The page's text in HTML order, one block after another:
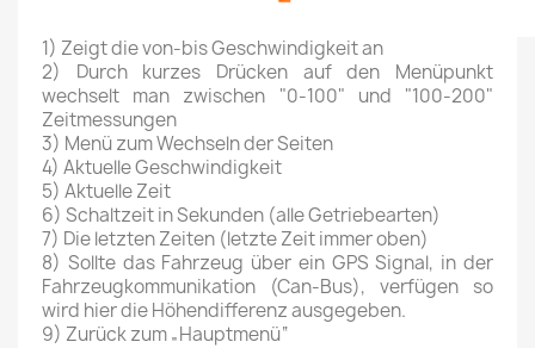
1) Zeigt die von-bis Geschwindigkeit an
2) Durch kurzes Drücken auf den Menüpunkt
wechselt man zwischen "0-100" und "100-200"
Zeitmessungen
3) Menü zum Wechseln der Seiten
4) Aktuelle Geschwindigkeit
5) Aktuelle Zeit
6) Schaltzeit in Sekunden (alle Getriebearten)
7) Die letzten Zeiten (letzte Zeit immer oben)
8) Sollte das Fahrzeug über ein GPS Signal, in der
Fahrzeugkommunikation (Can-Bus), verfügen so
wird hier die Höhendifferenz ausgegeben.
9) Zurück zum „Hauptmenü“